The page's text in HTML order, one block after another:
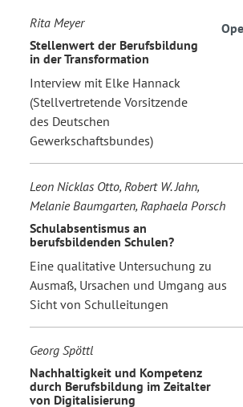
Rita Meyer
Stellenwert der Berufsbildung
in der Transformation
Interview mit Elke Hannack
(Stellvertretende Vorsitzende
des Deutschen
Gewerkschaftsbundes)
Leon Nicklas Otto, Robert W. Jahn,
Melanie Baumgarten, Raphaela Porsch
Schulabsentismus an
berufsbildenden Schulen?
Eine qualitative Untersuchung zu
Ausmaß, Ursachen und Umgang aus
Sicht von Schulleitungen
Georg Spöttl
Nachhaltigkeit und Kompetenz
durch Berufsbildung im Zeitalter
von Digitalisierung